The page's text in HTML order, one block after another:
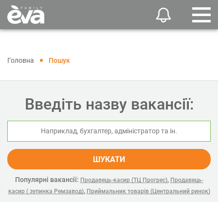
Головна Пошук
Введіть назву вакансії:
ШУКАТИ
Популярні вакансії: Продавець-касир (ТЦ Прогрес), Продавець-
касир ( зупинка Ремзавод), Приймальник товарів (Центральний ринок)